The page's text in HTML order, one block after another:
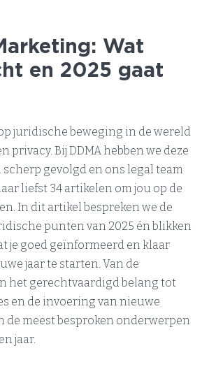
Wat
en 2025 gaat
juridische beweging in de wereld
privacy. Bij DDMA hebben we deze
gevolgd en ons legal team
liefst 34 artikelen om jou op de
In dit artikel bespreken we de
punten van 2025 én blikken
je goed geïnformeerd en klaar
jaar te starten. Van de
het gerechtvaardigd belang tot
en de invoering van nieuwe
de meest besproken onderwerpen
jaar.